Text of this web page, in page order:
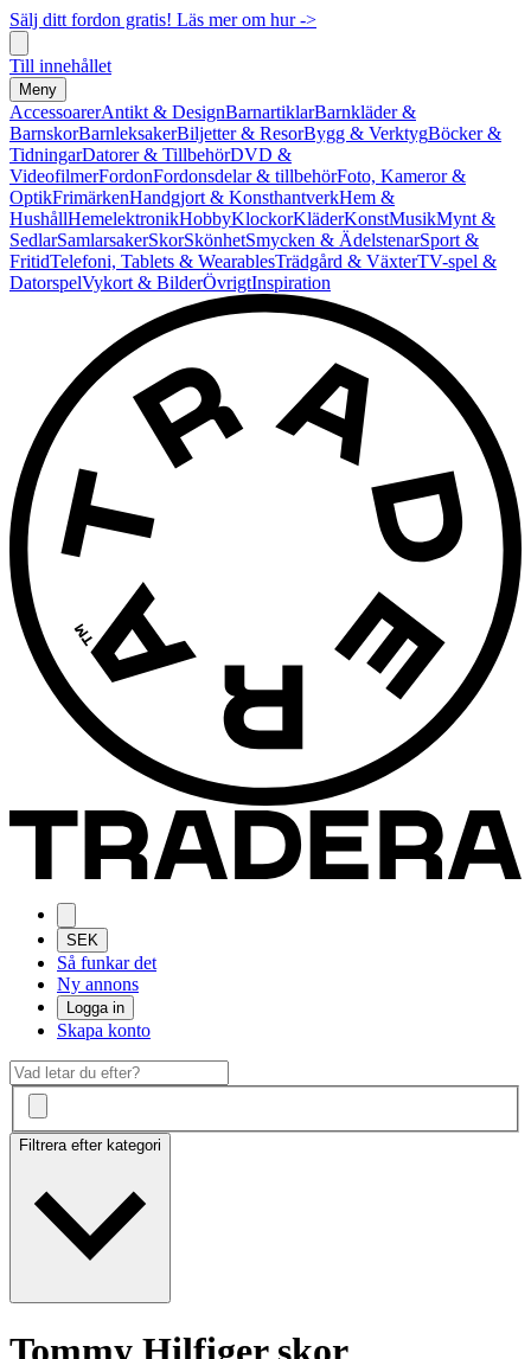
Sälj ditt fordon gratis! Läs mer om hur ->
Till innehållet
Meny
AccessoarerAntikt & DesignBarnartiklarBarnkläder &
BarnskorBarnleksakerBiljetter & ResorBygg & VerktygBöcker &
TidningarDatorer & TillbehörDVD &
VideofilmerFordonFordonsdelar & tillbehörFoto, Kameror &
OptikFrimärkenHandgjort & KonsthantverkHem &
HushållHemelektronikHobbyKlockorKläderKonstMusikMynt &
SedlarSamlarsakerSkorSkönhetSmycken & ÄdelstenarSport &
FritidTelefoni, Tablets & WearablesTrädgård & VäxterTV-spel &
DatorspelVykort & BilderÖvrigtInspiration
SEK
Så funkar det
Ny annons
Logga in
Skapa konto
Filtrera efter kategori